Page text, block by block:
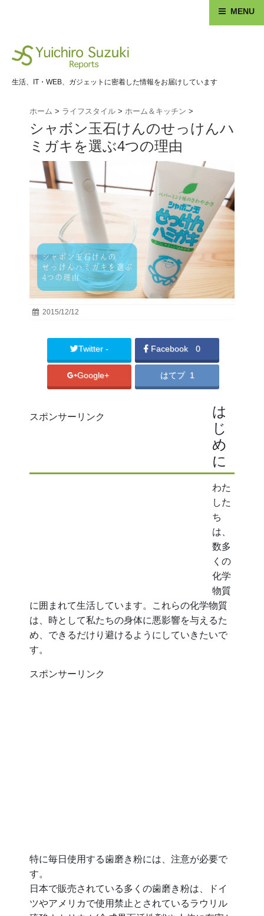
MENU
生活、IT・WEB、ガジェットに密着した情報をお届けしています
ホーム > ライフスタイル > ホーム＆キッチン >
シャボン玉石けんのせっけんハ
ミガキを選ぶ4つの理由
2015/12/12
Twitter - Facebook 0
Google+ はてブ 1
スポンサーリンク
は
じ
め
に
わた
した
ち
は、
数多
くの
化学
物質
に囲まれて生活しています。これらの化学物質
は、時として私たちの身体に悪影響を与えるた
め、できるだけり避けるようにしていきたいで
す。
スポンサーリンク
特に毎日使用する歯磨き粉には、注意が必要で
す。
日本で販売されている多くの歯磨き粉は、ドイ
ツやアメリカで使用禁止とされているラウリル